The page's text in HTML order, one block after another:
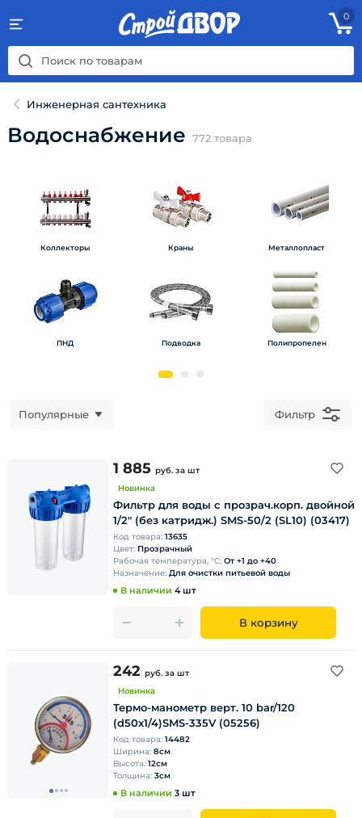
0
Инженерная сантехника
Водоснабжение 772 товара
Коллекторы Краны Металлопласт
ПНД Подводка Полипропелен
Популярные Фильтр
1 885 руб. за шт
Новинка
Фильтр для воды с прозрач.корп. двойной
1/2" (без катридж.) SMS-50/2 (SL10) (03417)
Код товара: 13635
Цвет: Прозрачный
Рабочая температура, °С: От +1 до +40
Назначение: Для очистки питьевой воды
В наличии 4 шт
В корзину
242 руб. за шт
Новинка
Термо-манометр верт. 10 bar/120
(d50х1/4)SMS-335V (05256)
Код товара: 14482
Ширина: 8см
Высота: 12см
Толщина: 3см
В наличии 3 шт